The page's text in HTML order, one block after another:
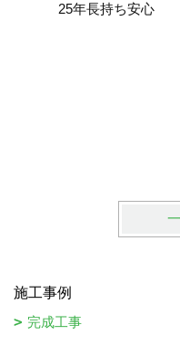
25年長持ち安心
施工事例
完成工事